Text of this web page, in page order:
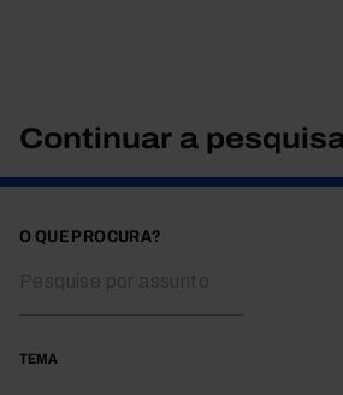
Continuar a
O QUE PROCURA?
TEMA